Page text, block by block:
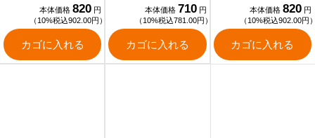
本体価格 820 円
（10%税込902.00円）
カゴに入れる
本体価格 710 円
（10%税込781.00円）
カゴに入れる
本体価格 820 円
（10%税込902.00円
カゴに入れる